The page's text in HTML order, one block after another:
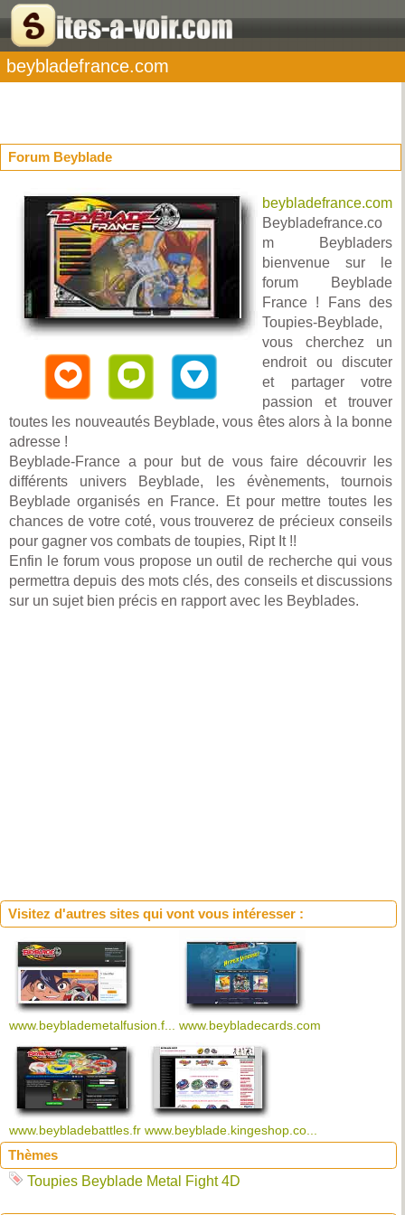
beybladefrance.com
Forum Beyblade
beybladefrance.com
Beybladefrance.co
m Beybladers
bienvenue sur le
forum Beyblade
France ! Fans des
Toupies-Beyblade,
vous cherchez un
endroit ou discuter
et partager votre
passion et trouver
toutes les nouveautés Beyblade, vous êtes alors à la bonne
adresse !
Beyblade-France a pour but de vous faire découvrir les
différents univers Beyblade, les évènements, tournois
Beyblade organisés en France. Et pour mettre toutes les
chances de votre coté, vous trouverez de précieux conseils
pour gagner vos combats de toupies, Ript It !!
Enfin le forum vous propose un outil de recherche qui vous
permettra depuis des mots clés, des conseils et discussions
sur un sujet bien précis en rapport avec les Beyblades.
Visitez d'autres sites qui vont vous intéresser :
www.beyblademetalfusion.f... www.beybladecards.com
www.beybladebattles.fr www.beyblade.kingeshop.co...
Thèmes
Toupies Beyblade Metal Fight 4D